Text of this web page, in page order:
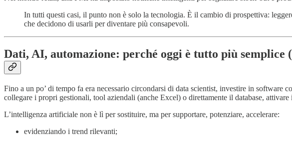
In tutti questi casi, il punto non è solo la tecnologia. È il cambio di prospettiva:
che decidono di usarli per diventare più consapevoli.
Dati, AI, automazione: perché oggi è tutto più semplice
Fino a un po’ di tempo fa era necessario circondarsi di data scientist, investire in
collegare i propri gestionali, tool aziendali (anche Excel) o direttamente il database,
L’intelligenza artificiale non è lì per sostituire, ma per supportare, potenziare, accelerare:
evidenziando i trend rilevanti;